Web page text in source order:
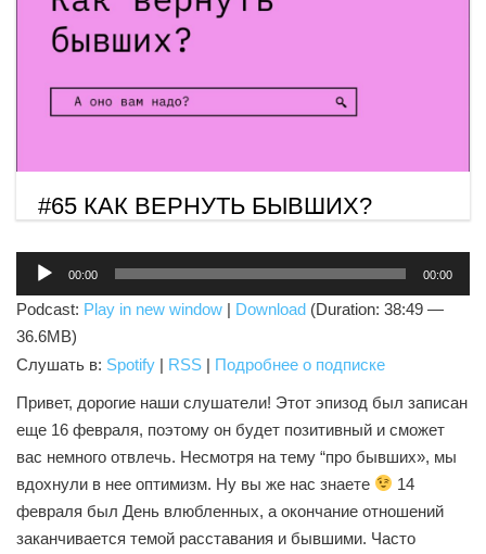
#65 КАК ВЕРНУТЬ БЫВШИХ?
Аудиоплеер
00:00 00:00
Podcast: Play in new window | Download (Duration: 38:49 —
36.6MB)
Слушать в: Spotify | RSS | Подробнее о подписке
Привет, дорогие наши слушатели! Этот эпизод был записан
еще 16 февраля, поэтому он будет позитивный и сможет
вас немного отвлечь. Несмотря на тему “про бывших», мы
вдохнули в нее оптимизм. Ну вы же нас знаете
14
февраля был День влюбленных, а окончание отношений
заканчивается темой расставания и бывшими. Часто